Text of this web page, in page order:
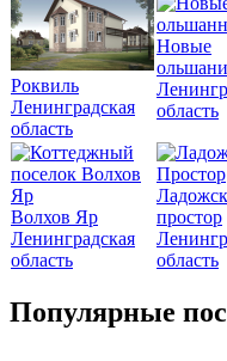
Роквиль
Ленинградская
область
Новые
область
Волхов Яр
Ленинградская
область
простор
область
Популярные